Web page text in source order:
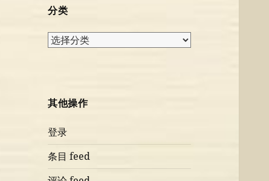
分类
分
其他操作
登录
条目 feed